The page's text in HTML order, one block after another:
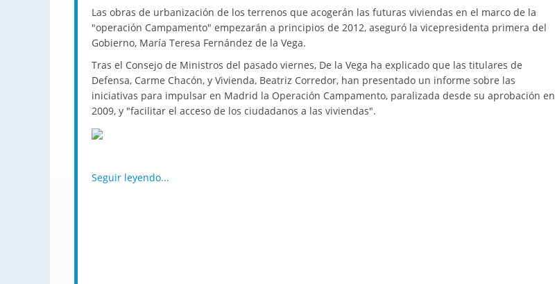
Las obras de urbanización de los terrenos que acogerán las futuras viviendas en el marco de la
"operación Campamento" empezarán a principios de 2012, aseguró la vicepresidenta primera del
Gobierno, María Teresa Fernández de la Vega.
Tras el Consejo de Ministros del pasado viernes, De la Vega ha explicado que las titulares de
Defensa, Carme Chacón, y Vivienda, Beatriz Corredor, han presentado un informe sobre las
iniciativas para impulsar en Madrid la Operación Campamento, paralizada desde su aprobación en
2009, y "facilitar el acceso de los ciudadanos a las viviendas".
Seguir leyendo...